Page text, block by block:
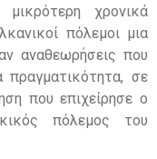
χρονικά
πόλεμοι μια
αναθεωρήσεις που
πραγματικότητα, σε
που επιχείρησε ο
πόλεμος του